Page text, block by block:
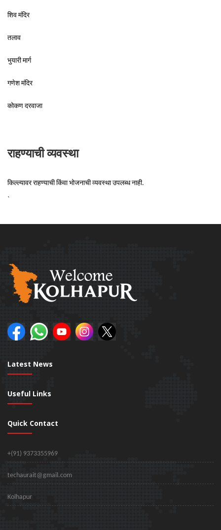
शिव मंदिर
तलाव
भुयारी मार्ग
गणेश मंदिर
कोकण दरवाजा
राहण्याची व्यवस्था
किल्ल्यावर राहण्याची किंवा भोजनाची व्यवस्था उपलब्ध नाही.
`
Latest News
Useful Links
Quick Contact
+(91) 9373355969
techaurait@gmail.com
Kolhapur